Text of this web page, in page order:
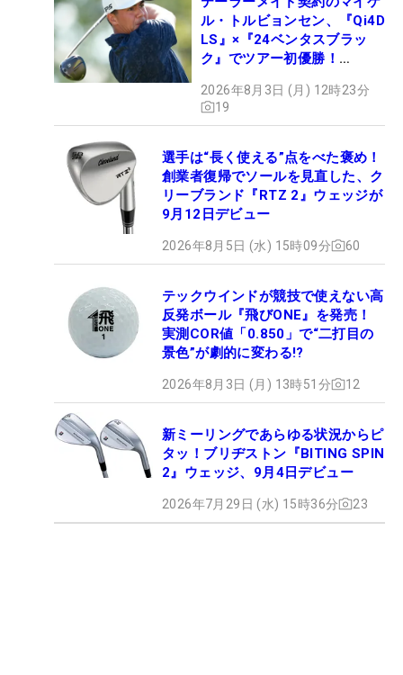
ル・トルビョンセン、『Qi4D
LS』×『24ベンタスブラッ
ク』でツアー初優勝！
2026年8月3日 (月) 12時23分
19
選手は“長く使える”点をべた褒め！
創業者復帰でソールを見直した、ク
リーブランド『RTZ 2』ウェッジが
9月12日デビュー
2026年8月5日 (水) 15時09分 60
テックウインドが競技で使えない高
反発ボール『飛びONE』を発売！
実測COR値「0.850」で“二打目の
景色”が劇的に変わる!?
2026年8月3日 (月) 13時51分 12
新ミーリングであらゆる状況からピ
タッ！ブリヂストン『BITING SPIN
2』ウェッジ、9月4日デビュー
2026年7月29日 (水) 15時36分 23